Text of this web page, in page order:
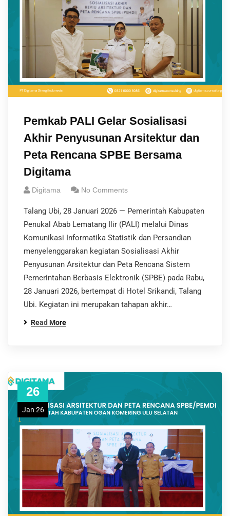
Pemkab PALI Gelar Sosialisasi
Akhir Penyusunan Arsitektur dan
Peta Rencana SPBE Bersama
Digitama
Digitama No Comments
Talang Ubi, 28 Januari 2026 — Pemerintah Kabupaten
Penukal Abab Lematang Ilir (PALI) melalui Dinas
Komunikasi Informatika Statistik dan Persandian
menyelenggarakan kegiatan Sosialisasi Akhir
Penyusunan Arsitektur dan Peta Rencana Sistem
Pemerintahan Berbasis Elektronik (SPBE) pada Rabu,
28 Januari 2026, bertempat di Hotel Srikandi, Talang
Ubi. Kegiatan ini merupakan tahapan akhir…
Read More
26
Jan 26